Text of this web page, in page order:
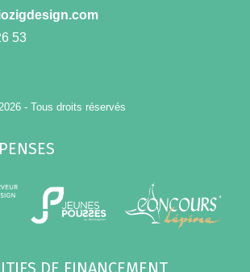
53
- Tous droits réservés
DE FINANCEMENT